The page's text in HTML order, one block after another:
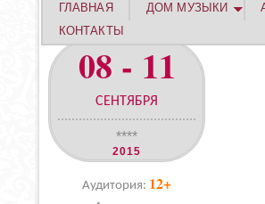
08 - 11
СЕНТЯБРЯ
****
2015
Аудитория: 12+
ГЛАВНАЯ ДОМ МУЗЫКИ
КОНТАКТЫ